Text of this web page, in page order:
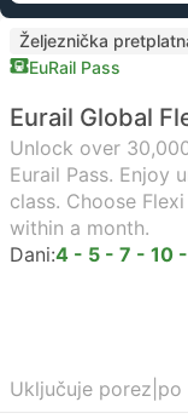
Željeznička
EuRail Pass
Eurail Global
Unlock over
Eurail Pass. Enjoy
class. Choose
within a month.
Dani:4 - 5 - 7 - 10
Uključuje porez po